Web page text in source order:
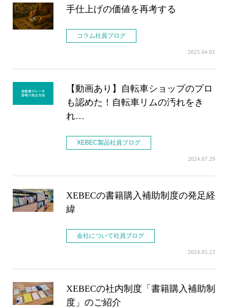
手仕上げの価値を再考する
コラム社員ブログ
2025.04.02
【動画あり】自転車ショップのプロ
も認めた！自転車リムの汚れをき
れ…
XEBEC製品社員ブログ
2024.07.29
XEBECの書籍購入補助制度の発足経
緯
会社について社員ブログ
2024.05.22
XEBECの社内制度「書籍購入補助制
度」のご紹介